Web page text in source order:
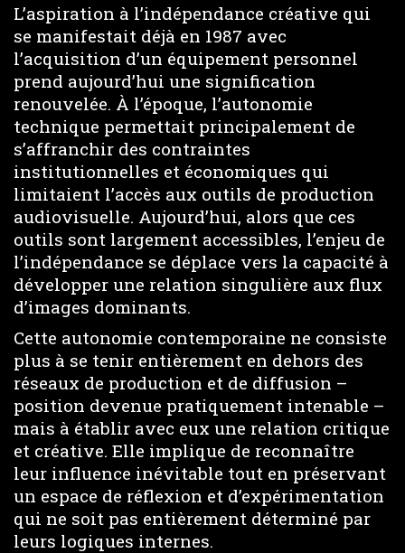
L’aspiration à l’indépendance créative qui
se manifestait déjà en 1987 avec
l’acquisition d’un équipement personnel
prend aujourd’hui une signification
renouvelée. À l’époque, l’autonomie
technique permettait principalement de
s’affranchir des contraintes
institutionnelles et économiques qui
limitaient l’accès aux outils de production
audiovisuelle. Aujourd’hui, alors que ces
outils sont largement accessibles, l’enjeu de
l’indépendance se déplace vers la capacité à
développer une relation singulière aux flux
d’images dominants.
Cette autonomie contemporaine ne consiste
plus à se tenir entièrement en dehors des
réseaux de production et de diffusion –
position devenue pratiquement intenable –
mais à établir avec eux une relation critique
et créative. Elle implique de reconnaître
leur influence inévitable tout en préservant
un espace de réflexion et d’expérimentation
qui ne soit pas entièrement déterminé par
leurs logiques internes.